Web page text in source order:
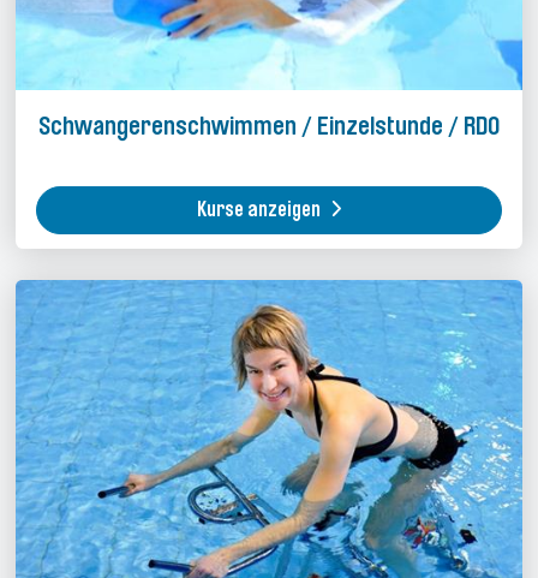
Schwangerenschwimmen / Einzelstunde / RDO
Kurse anzeigen